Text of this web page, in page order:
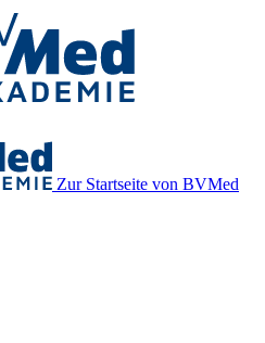
Zur Startseite von BVMed